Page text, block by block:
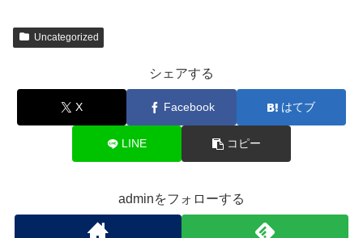
Uncategorized
シェアする
X Facebook はてブ
LINE コピー
adminをフォローする